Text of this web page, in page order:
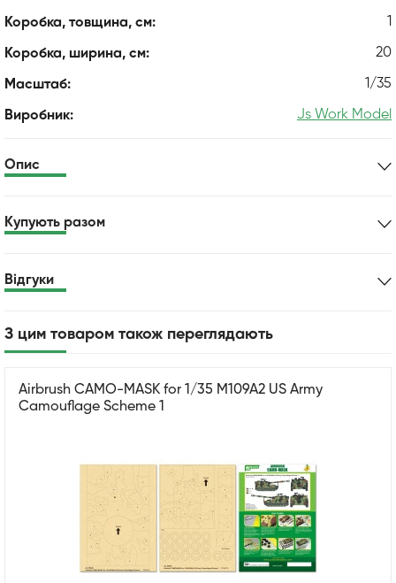
Коробка, товщина, см: 1
Коробка, ширина, см: 20
Масштаб: 1/35
Виробник: Js Work Model
Опис
Купують разом
Відгуки
З цим товаром також переглядають
Airbrush CAMO-MASK for 1/35 M109A2 US Army
Camouflage Scheme 1